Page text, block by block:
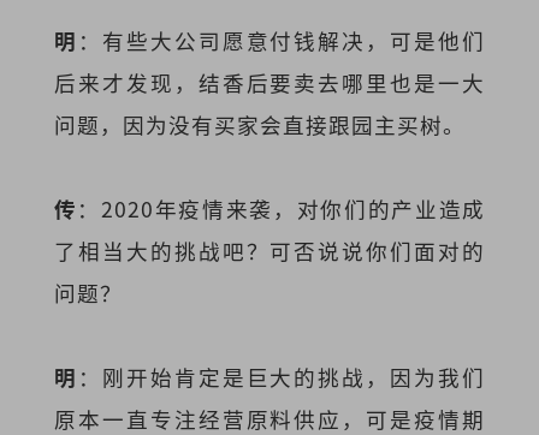
明 ：有些大公司愿意付钱解决，可是他们
后来才发现，结香后要卖去哪里也是一大
问题，因为没有买家会直接跟园主买树。
传 ：2020年疫情来袭，对你们的产业造成
了相当大的挑战吧？可否说说你们面对的
问题？
明 ：刚开始肯定是巨大的挑战，因为我们
原本一直专注经营原料供应，可是疫情期